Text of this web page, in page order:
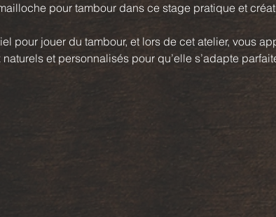
pour tambour dans ce stage pratique et
pour jouer du tambour, et lors de cet atelier, vous
et personnalisés pour qu’elle s’adapte